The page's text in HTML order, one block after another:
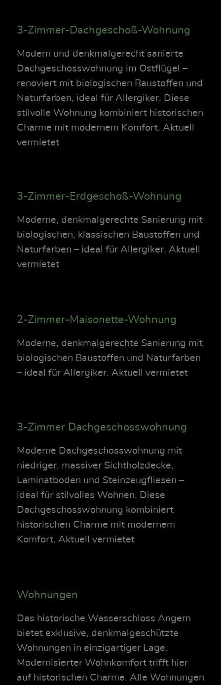
3-Zimmer-Dachgeschoß-Wohnung
Modern und denkmalgerecht sanierte
Dachgeschosswohnung im Ostflügel –
renoviert mit biologischen Baustoffen und
Naturfarben, ideal für Allergiker. Diese
stilvolle Wohnung kombiniert historischen
Charme mit modernem Komfort. Aktuell
vermietet
3-Zimmer-Erdgeschoß-Wohnung
Moderne, denkmalgerechte Sanierung mit
biologischen, klassischen Baustoffen und
Naturfarben – ideal für Allergiker. Aktuell
vermietet
2-Zimmer-Maisonette-Wohnung
Moderne, denkmalgerechte Sanierung mit
biologischen Baustoffen und Naturfarben
– ideal für Allergiker. Aktuell vermietet
3-Zimmer Dachgeschosswohnung
Moderne Dachgeschosswohnung mit
niedriger, massiver Sichtholzdecke,
Laminatboden und Steinzeugfliesen –
ideal für stilvolles Wohnen. Diese
Dachgeschosswohnung kombiniert
historischen Charme mit modernem
Komfort. Aktuell vermietet
Wohnungen
Das historische Wasserschloss Angern
bietet exklusive, denkmalgeschützte
Wohnungen in einzigartiger Lage.
Modernisierter Wohnkomfort trifft hier
auf historischen Charme. Alle Wohnungen